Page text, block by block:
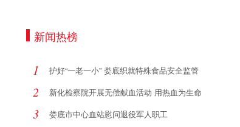
新闻热榜
1 护好“一老一小” 娄底织就特殊食品安全监管
2
新化检察院开展无偿献血活动 用热血为生命
3 娄底市中心血站慰问退役军人职工